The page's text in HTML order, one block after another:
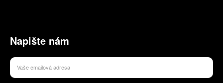
Napište nám